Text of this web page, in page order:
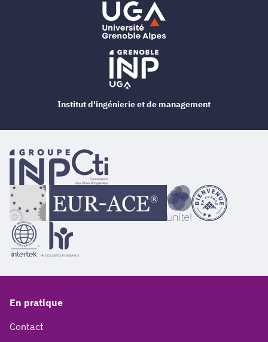
En pratique
Contact
Institut d'ingénierie et de management